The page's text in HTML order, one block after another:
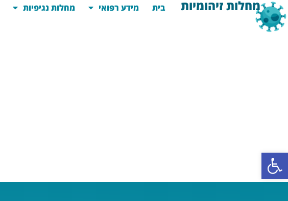
פתח סרגל נגישות
מחלות זיהומיות בית מידע רפואי מחלות נגיפיות